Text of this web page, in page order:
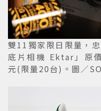
雙11獨家限日限量，
底片相機 Ektar」原
元(限量20台)。圖／